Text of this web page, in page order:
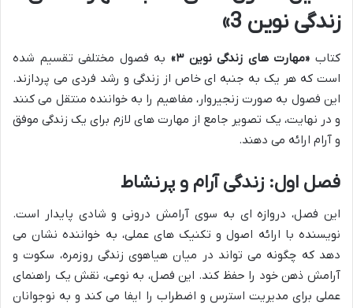
زندگی نوین 3»
کتاب «مهارت های زندگی نوین ۳»
به فصول مختلفی تقسیم شده
است که هر یک به جنبه ای خاص از زندگی و رشد فردی می پردازند.
این فصول به صورت زنجیروار، مفاهیم را به خواننده منتقل می کنند
و در نهایت، یک تصویر جامع از مهارت های لازم برای یک زندگی موفق
و آرام ارائه می دهند.
فصل اول: زندگی آرام و پرنشاط
این فصل، دروازه ای به سوی آرامش درونی و شادی پایدار است.
نویسنده با ارائه اصول و تکنیک های عملی، به خواننده نشان می
دهد که چگونه می تواند در میان هیاهوی زندگی روزمره، سکوت و
آرامش ذهن خود را حفظ کند. این فصل، به نوعی، نقش یک راهنمای
عملی برای مدیریت استرس و اضطراب را ایفا می کند و به نوجوانان